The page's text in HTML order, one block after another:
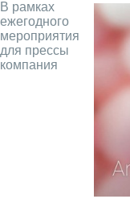
В рамках
ежегодного
мероприятия
для прессы
компания